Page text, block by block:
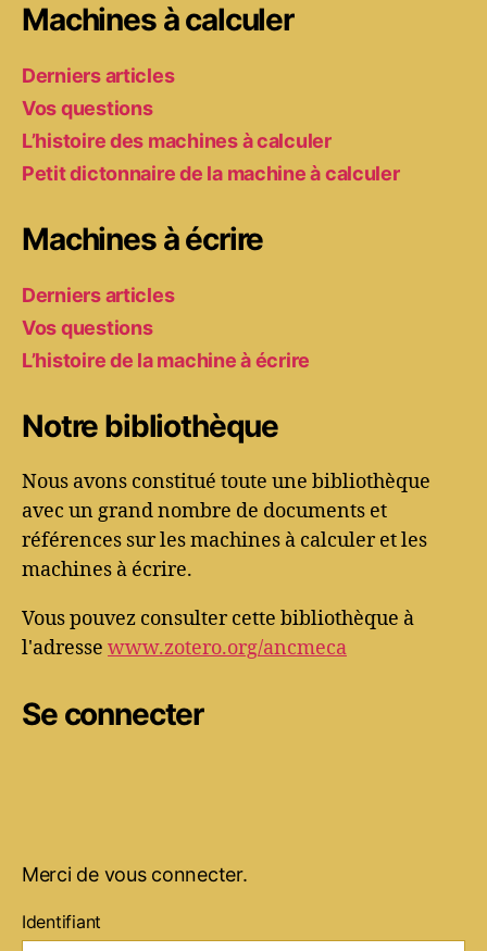
Machines à calculer
Derniers articles
Vos questions
L’histoire des machines à calculer
Petit dictonnaire de la machine à calculer
Machines à écrire
Derniers articles
Vos questions
L’histoire de la machine à écrire
Notre bibliothèque
Nous avons constitué toute une bibliothèque
avec un grand nombre de documents et
références sur les machines à calculer et les
machines à écrire.
Vous pouvez consulter cette bibliothèque à
l'adresse www.zotero.org/ancmeca
Se connecter
Merci de vous connecter.
Identifiant